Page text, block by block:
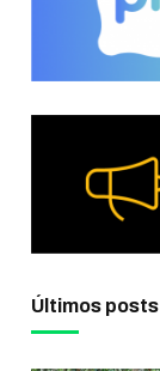
Últimos posts